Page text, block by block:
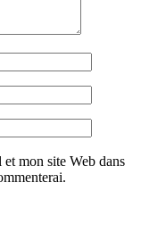
mon site Web dans